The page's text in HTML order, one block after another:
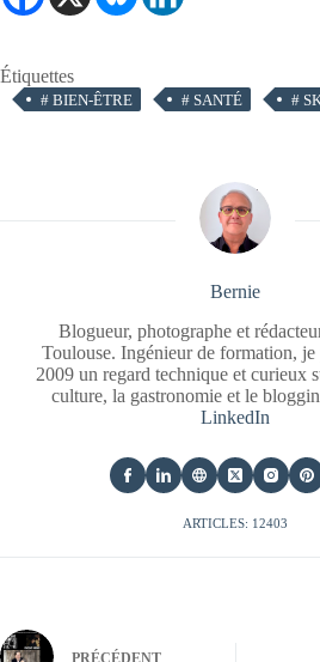
Étiquettes
# BIEN-ÊTRE # SANTÉ #
Bernie
Blogueur, photographe et
Toulouse. Ingénieur de formation, je
2009 un regard technique et curieux
culture, la gastronomie et le
LinkedIn
ARTICLES: 12403
PRÉCÉDENT